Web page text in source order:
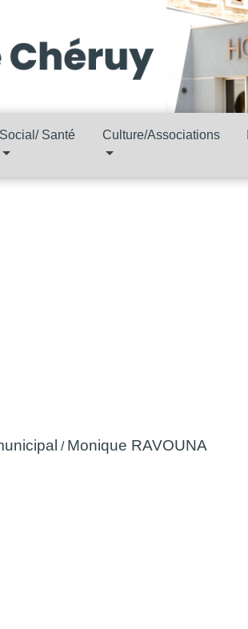
Social/ Santé Culture/Associations
/ Monique RAVOUNA